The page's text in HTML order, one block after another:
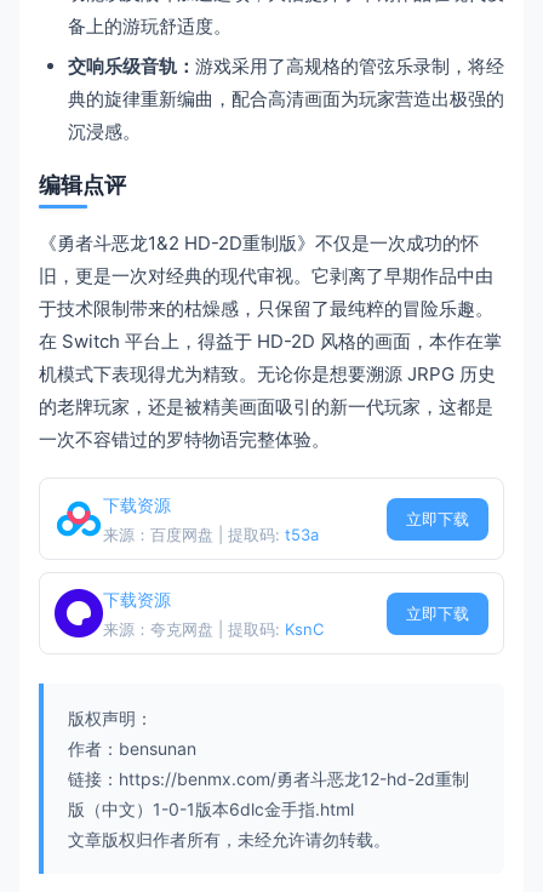
备上的游玩舒适度。
交响乐级音轨： 游戏采用了高规格的管弦乐录制，将经
典的旋律重新编曲，配合高清画面为玩家营造出极强的
沉浸感。
编辑点评
《勇者斗恶龙1&2 HD-2D重制版》不仅是一次成功的怀
旧，更是一次对经典的现代审视。它剥离了早期作品中由
于技术限制带来的枯燥感，只保留了最纯粹的冒险乐趣。
在 Switch 平台上，得益于 HD-2D 风格的画面，本作在掌
机模式下表现得尤为精致。无论你是想要溯源 JRPG 历史
的老牌玩家，还是被精美画面吸引的新一代玩家，这都是
一次不容错过的罗特物语完整体验。
下载资源
来源：百度网盘 | 提取码: t53a
立即下载
下载资源
来源：夸克网盘 | 提取码: KsnC
立即下载
版权声明：
作者：bensunan
链接：https://benmx.com/勇者斗恶龙12-hd-2d重制
版（中文）1-0-1版本6dlc金手指.html
文章版权归作者所有，未经允许请勿转载。